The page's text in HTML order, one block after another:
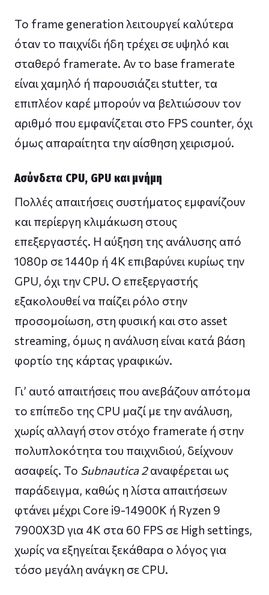
Το frame generation λειτουργεί καλύτερα
όταν το παιχνίδι ήδη τρέχει σε υψηλό και
σταθερό framerate. Αν το base framerate
είναι χαμηλό ή παρουσιάζει stutter, τα
επιπλέον καρέ μπορούν να βελτιώσουν τον
αριθμό που εμφανίζεται στο FPS counter, όχι
όμως απαραίτητα την αίσθηση χειρισμού.
Ασύνδετα CPU, GPU και μνήμη
Πολλές απαιτήσεις συστήματος εμφανίζουν
και περίεργη κλιμάκωση στους
επεξεργαστές. Η αύξηση της ανάλυσης από
1080p σε 1440p ή 4K επιβαρύνει κυρίως την
GPU, όχι την CPU. Ο επεξεργαστής
εξακολουθεί να παίζει ρόλο στην
προσομοίωση, στη φυσική και στο asset
streaming, όμως η ανάλυση είναι κατά βάση
φορτίο της κάρτας γραφικών.
Γι’ αυτό απαιτήσεις που ανεβάζουν απότομα
το επίπεδο της CPU μαζί με την ανάλυση,
χωρίς αλλαγή στον στόχο framerate ή στην
πολυπλοκότητα του παιχνιδιού, δείχνουν
ασαφείς. Το Subnautica 2αναφέρεται ως
παράδειγμα, καθώς η λίστα απαιτήσεων
φτάνει μέχρι Core i9-14900K ή Ryzen 9
7900X3D για 4K στα 60 FPS σε High settings,
χωρίς να εξηγείται ξεκάθαρα ο λόγος για
τόσο μεγάλη ανάγκη σε CPU.